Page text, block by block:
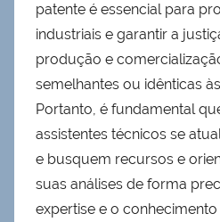
patente é essencial para
industriais e garantir a
produção e
semelhantes ou idênticas
Portanto, é fundamental
assistentes técnicos se
e busquem recursos e
suas análises de forma
expertise e o